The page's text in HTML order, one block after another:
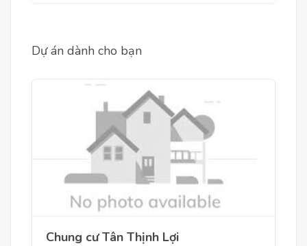
Dự án dành cho bạn
Chung cư Tân Thịnh Lợi